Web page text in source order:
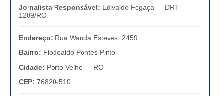
Jornalista Responsável: Edivaldo Fogaça — DRT
1209/RO
Endereço: Rua Wanda Esteves, 2459
Bairro: Flodoaldo Pontes Pinto
Cidade: Porto Velho — RO
CEP: 76820-510